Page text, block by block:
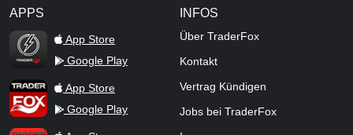
APPS
TraderFox Flash
App Store
Google Play
TraderFox AppApp Store
Google Play
INFOS
Über TraderFox
Kontakt
Vertrag Kündigen
Jobs bei TraderFox